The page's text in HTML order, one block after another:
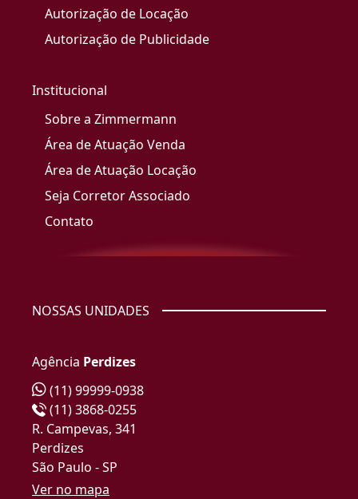
Autorização de Locação
Autorização de Publicidade
Institucional
Sobre a Zimmermann
Área de Atuação Venda
Área de Atuação Locação
Seja Corretor Associado
Contato
NOSSAS UNIDADES
Agência Perdizes
(11) 99999-0938
(11) 3868-0255
R. Campevas, 341
Perdizes
São Paulo - SP
Ver no mapa